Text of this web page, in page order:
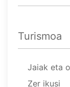
Turismoa
Jaiak eta
Zer ikusi